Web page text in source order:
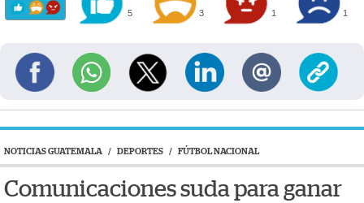
5 3 1 1
NOTICIAS GUATEMALA / DEPORTES / FÚTBOL NACIONAL
Comunicaciones suda para ganar